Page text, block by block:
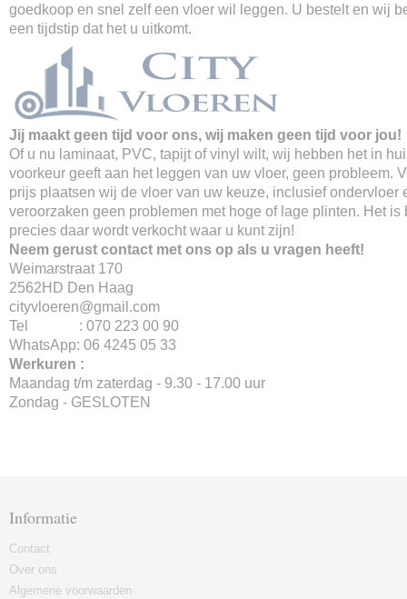
goedkoop en snel zelf een vloer wil leggen. U bestelt en wij
een tijdstip dat het u uitkomt.
Jij maakt geen tijd voor ons, wij maken geen tijd voor jou!
Of u nu laminaat, PVC, tapijt of vinyl wilt, wij hebben het in
voorkeur geeft aan het leggen van uw vloer, geen probleem.
prijs plaatsen wij de vloer van uw keuze, inclusief ondervloer
veroorzaken geen problemen met hoge of lage plinten. Het is
precies daar wordt verkocht waar u kunt zijn!
Neem gerust contact met ons op als u vragen heeft!
Weimarstraat 170
2562HD Den Haag
cityvloeren@gmail.com
Tel : 070 223 00 90
WhatsApp: 06 4245 05 33
Werkuren :
Maandag t/m zaterdag - 9.30 - 17.00 uur
Zondag - GESLOTEN
Informatie
Contact
Over ons
Algemene voorwaarden